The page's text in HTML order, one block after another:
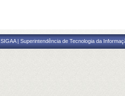
SIGAA | Superintendência de Tecnologia da